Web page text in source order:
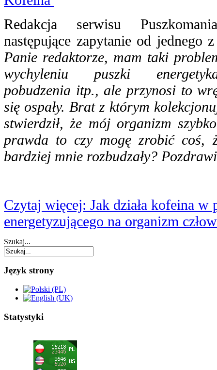
Redakcja serwisu
następujące zapytanie od jednego
Panie redaktorze, mam taki
wychyleniu puszki
pobudzenia itp., ale przynosi to
się ospały. Brat z którym
stwierdził, że mój organizm
prawda to czy mogę zrobić coś,
bardziej mnie rozbudzały?
Czytaj więcej: Jak działa kofeina w
energetyzującego na organizm
Szukaj...
Język strony
Statystyki